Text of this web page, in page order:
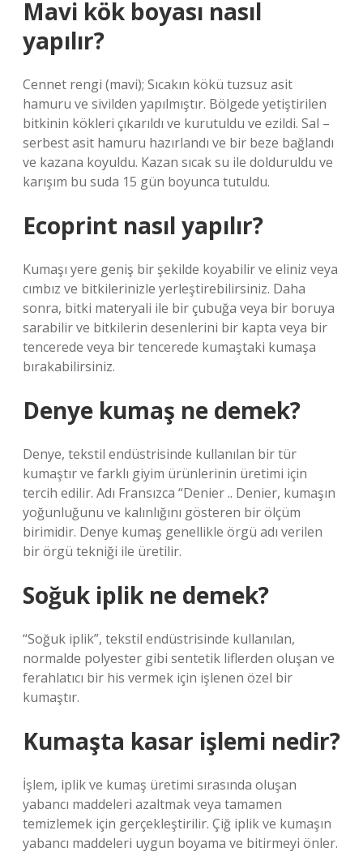
Mavi kök boyası nasıl
yapılır?
Cennet rengi (mavi); Sıcakın kökü tuzsuz asit
hamuru ve sivilden yapılmıştır. Bölgede yetiştirilen
bitkinin kökleri çıkarıldı ve kurutuldu ve ezildi. Sal –
serbest asit hamuru hazırlandı ve bir beze bağlandı
ve kazana koyuldu. Kazan sıcak su ile dolduruldu ve
karışım bu suda 15 gün boyunca tutuldu.
Ecoprint nasıl yapılır?
Kumaşı yere geniş bir şekilde koyabilir ve eliniz veya
cımbız ve bitkilerinizle yerleştirebilirsiniz. Daha
sonra, bitki materyali ile bir çubuğa veya bir boruya
sarabilir ve bitkilerin desenlerini bir kapta veya bir
tencerede veya bir tencerede kumaştaki kumaşa
bırakabilirsiniz.
Denye kumaş ne demek?
Denye, tekstil endüstrisinde kullanılan bir tür
kumaştır ve farklı giyim ürünlerinin üretimi için
tercih edilir. Adı Fransızca “Denier .. Denier, kumaşın
yoğunluğunu ve kalınlığını gösteren bir ölçüm
birimidir. Denye kumaş genellikle örgü adı verilen
bir örgü tekniği ile üretilir.
Soğuk iplik ne demek?
“Soğuk iplik”, tekstil endüstrisinde kullanılan,
normalde polyester gibi sentetik liflerden oluşan ve
ferahlatıcı bir his vermek için işlenen özel bir
kumaştır.
Kumaşta kasar işlemi nedir?
İşlem, iplik ve kumaş üretimi sırasında oluşan
yabancı maddeleri azaltmak veya tamamen
temizlemek için gerçekleştirilir. Çiğ iplik ve kumaşın
yabancı maddeleri uygun boyama ve bitirmeyi önler.